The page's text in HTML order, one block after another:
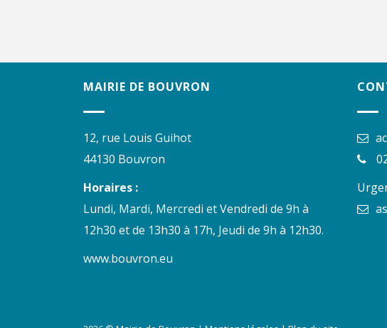
MAIRIE DE BOUVRON
12, rue Louis Guihot
44130 Bouvron
Horaires :
Lundi, Mardi, Mercredi et Vendredi de 9h à
12h30 et de 13h30 à 17h, Jeudi de 9h à 12h30.
www.bouvron.eu